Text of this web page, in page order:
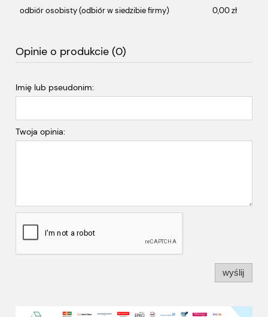
odbiór osobisty(odbiór w siedzibie firmy) 0,00 zł
Opinie o produkcie (0)
Imię lub pseudonim:
Twoja opinia:
wyślij